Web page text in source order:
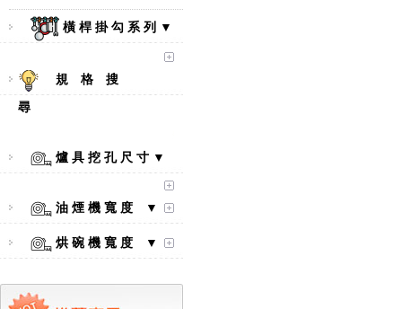
橫 桿 掛 勾 系 列 ▼
規 格 搜
尋
爐 具 挖 孔 尺 寸 ▼
油 煙 機 寬 度 ▼
烘 碗 機 寬 度 ▼
口爐